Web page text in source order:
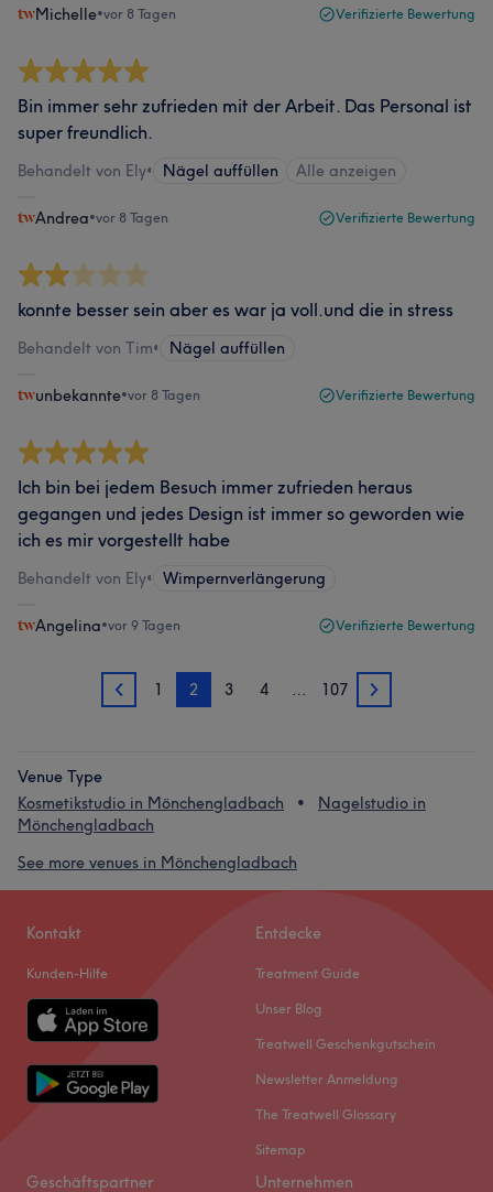
Michelle•vor 8 Tagen Verifizierte Bewertung
Bin immer sehr zufrieden mit der Arbeit. Das Personal ist
super freundlich.
Behandelt von Ely• Nägel auffüllen Alle anzeigen
Andrea•vor 8 Tagen Verifizierte Bewertung
konnte besser sein aber es war ja voll.und die in stress
Behandelt von Tim• Nägel auffüllen
unbekannte•vor 8 Tagen Verifizierte Bewertung
Ich bin bei jedem Besuch immer zufrieden heraus
gegangen und jedes Design ist immer so geworden wie
ich es mir vorgestellt habe
Behandelt von Ely• Wimpernverlängerung
Angelina•vor 9 Tagen Verifizierte Bewertung
1 1 2 3 4 … 107 3
Venue Type
Kosmetikstudio in Mönchengladbach
Nagelstudio in
Mönchengladbach
See more venues in Mönchengladbach
Kontakt
Kunden-Hilfe
Entdecke
Treatment Guide
Unser Blog
Treatwell Geschenkgutschein
Newsletter Anmeldung
The Treatwell Glossary
Sitemap
Geschäftspartner Unternehmen